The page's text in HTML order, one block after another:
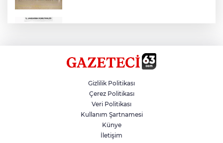
Hikmet Başak’tan Ulaşım Çalışması
Atatürk Bulvarında Asfalt Yenileniyor
Gizlilik Politikası
Çerez Politikası
Veri Politikası
Kullanım Şartnamesi
Künye
İletişim